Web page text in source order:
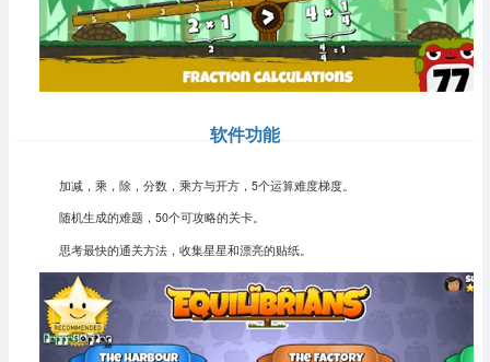
软件功能
加减，乘，除，分数，乘方与开方，5个运算难度梯度。
随机生成的难题，50个可攻略的关卡。
思考最快的通关方法，收集星星和漂亮的贴纸。